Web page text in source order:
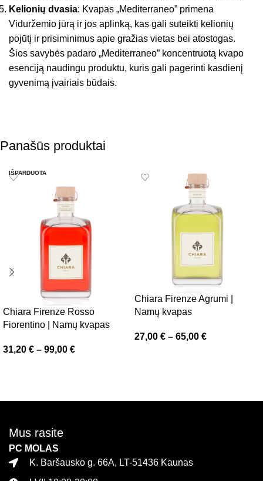
Kelionių dvasia: Kvapas „Mediterraneo” primena
Viduržemio jūrą ir jos aplinką, kas gali suteikti kelionių
pojūtį ir prisiminimus apie gražias vietas bei atostogas.
Šios savybės padaro „Mediterraneo” koncentruotą kvapo
esenciją naudingu produktu, kuris gali pagerinti kasdienį
gyvenimą įvairiais būdais.
Panašūs produktai
IŠPARDUOTA
Chiara Firenze Rosso
Fiorentino | Namų kvapas
31,20 € – 99,00 €
Chiara Firenze Agrumi |
Namų kvapas
27,00 € – 65,00 €
Mus rasite
PC MOLAS
K. Baršausko g. 66A, LT-51436 Kaunas